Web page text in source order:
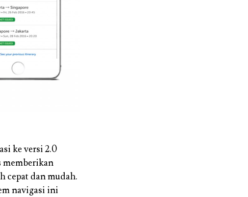
ke versi 2.0
memberikan
cepat dan mudah.
navigasi ini